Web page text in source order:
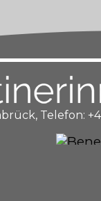
Telefon: